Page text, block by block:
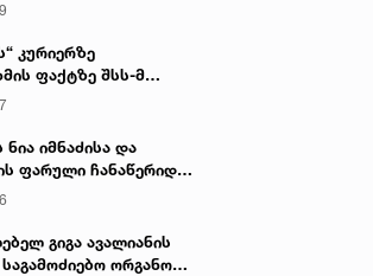
სხვა
ან გაზის
-
შესახებ, 99% არიან
დამალავ
დედა
კურიერზე
ფაქტზე შსს-მ
დაიწყო
ნია იმნაძისა და
ფარული ჩანაწერიდან
მკვლელობის
გიგა ავალიანის
საგამოძიებო ორგანო